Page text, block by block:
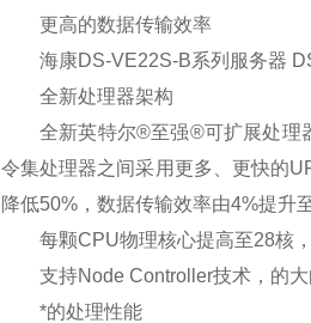
更高的数据传输效率
海康DS-VE22S-B系列服务器
全新处理器架构
全新英特尔®至强®可扩展处理器
令集处理器之间采用更多、更快的
降低50%，数据传输效率由4%提升
每颗CPU物理核心提高至28核，
支持Node Controller技术，的大
*的处理性能